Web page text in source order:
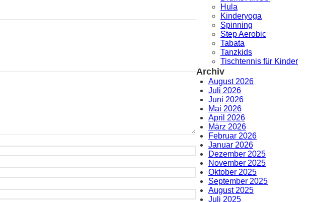
Hula
Kinderyoga
Spinning
Step Aerobic
Tabata
Tanzkids
Tischtennis für Kinder
Archiv
August 2026
Juli 2026
Juni 2026
Mai 2026
April 2026
März 2026
Februar 2026
Januar 2026
Dezember 2025
November 2025
Oktober 2025
September 2025
August 2025
Juli 2025